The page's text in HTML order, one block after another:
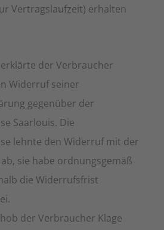
Vertragslaufzeit) erhalten
der Verbraucher
Widerruf seiner
gegenüber der
Saarlouis. Die
lehnte den Widerruf mit der
sie habe ordnungsgemäß
die Widerrufsfrist
der Verbraucher Klage